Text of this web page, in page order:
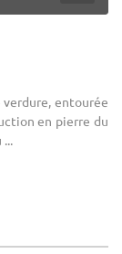
verdure, entourée
en pierre du